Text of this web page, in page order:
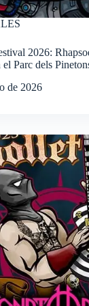
2026:
Parc dels
de 2026